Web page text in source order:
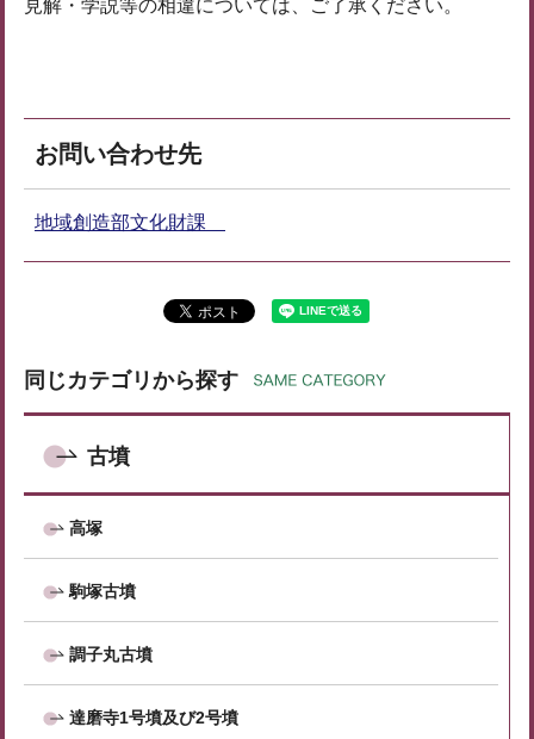
見解・学説等の相違については、ご了承ください。
お問い合わせ先
地域創造部文化財課
同じカテゴリから探す
古墳
高塚
駒塚古墳
調子丸古墳
達磨寺1号墳及び2号墳